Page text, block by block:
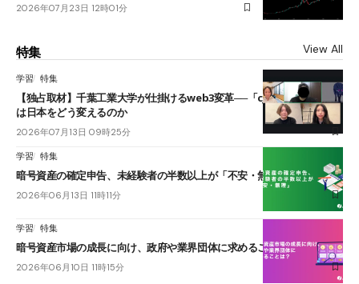
2026年07月23日 12時01分
特集 View All
学習 特集
【独占取材】千葉工業大学が仕掛けるweb3変革──「cJPY」とAIの融合
は日本をどう変えるのか
2026年07月13日 09時25分
学習 特集
暗号資産の確定申告、未経験者の半数以上が「不安・無理」
2026年06月13日 11時11分
学習 特集
暗号資産市場の成長に向け、政府や業界団体に求めることは？
2026年06月10日 11時15分